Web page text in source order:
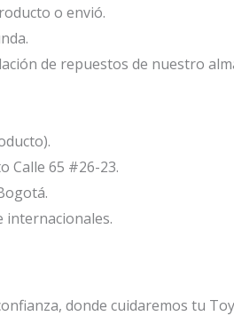
o envió.
de repuestos de nuestro
Calle 65 #26-23.
internacionales.
donde cuidaremos tu